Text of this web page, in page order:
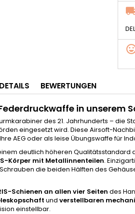
BEWERTUNGEN
in unserem
des 21. Jahrhunderts – die
eingesetzt wird. Diese Airsoft-
AEG oder als leise Übungswaffe für
deutlich höheren
Körper mit Metallinnenteilen.
die beiden Hälften des
Schienen an allen vier Seiten des
und verstellbaren
einstellbar.